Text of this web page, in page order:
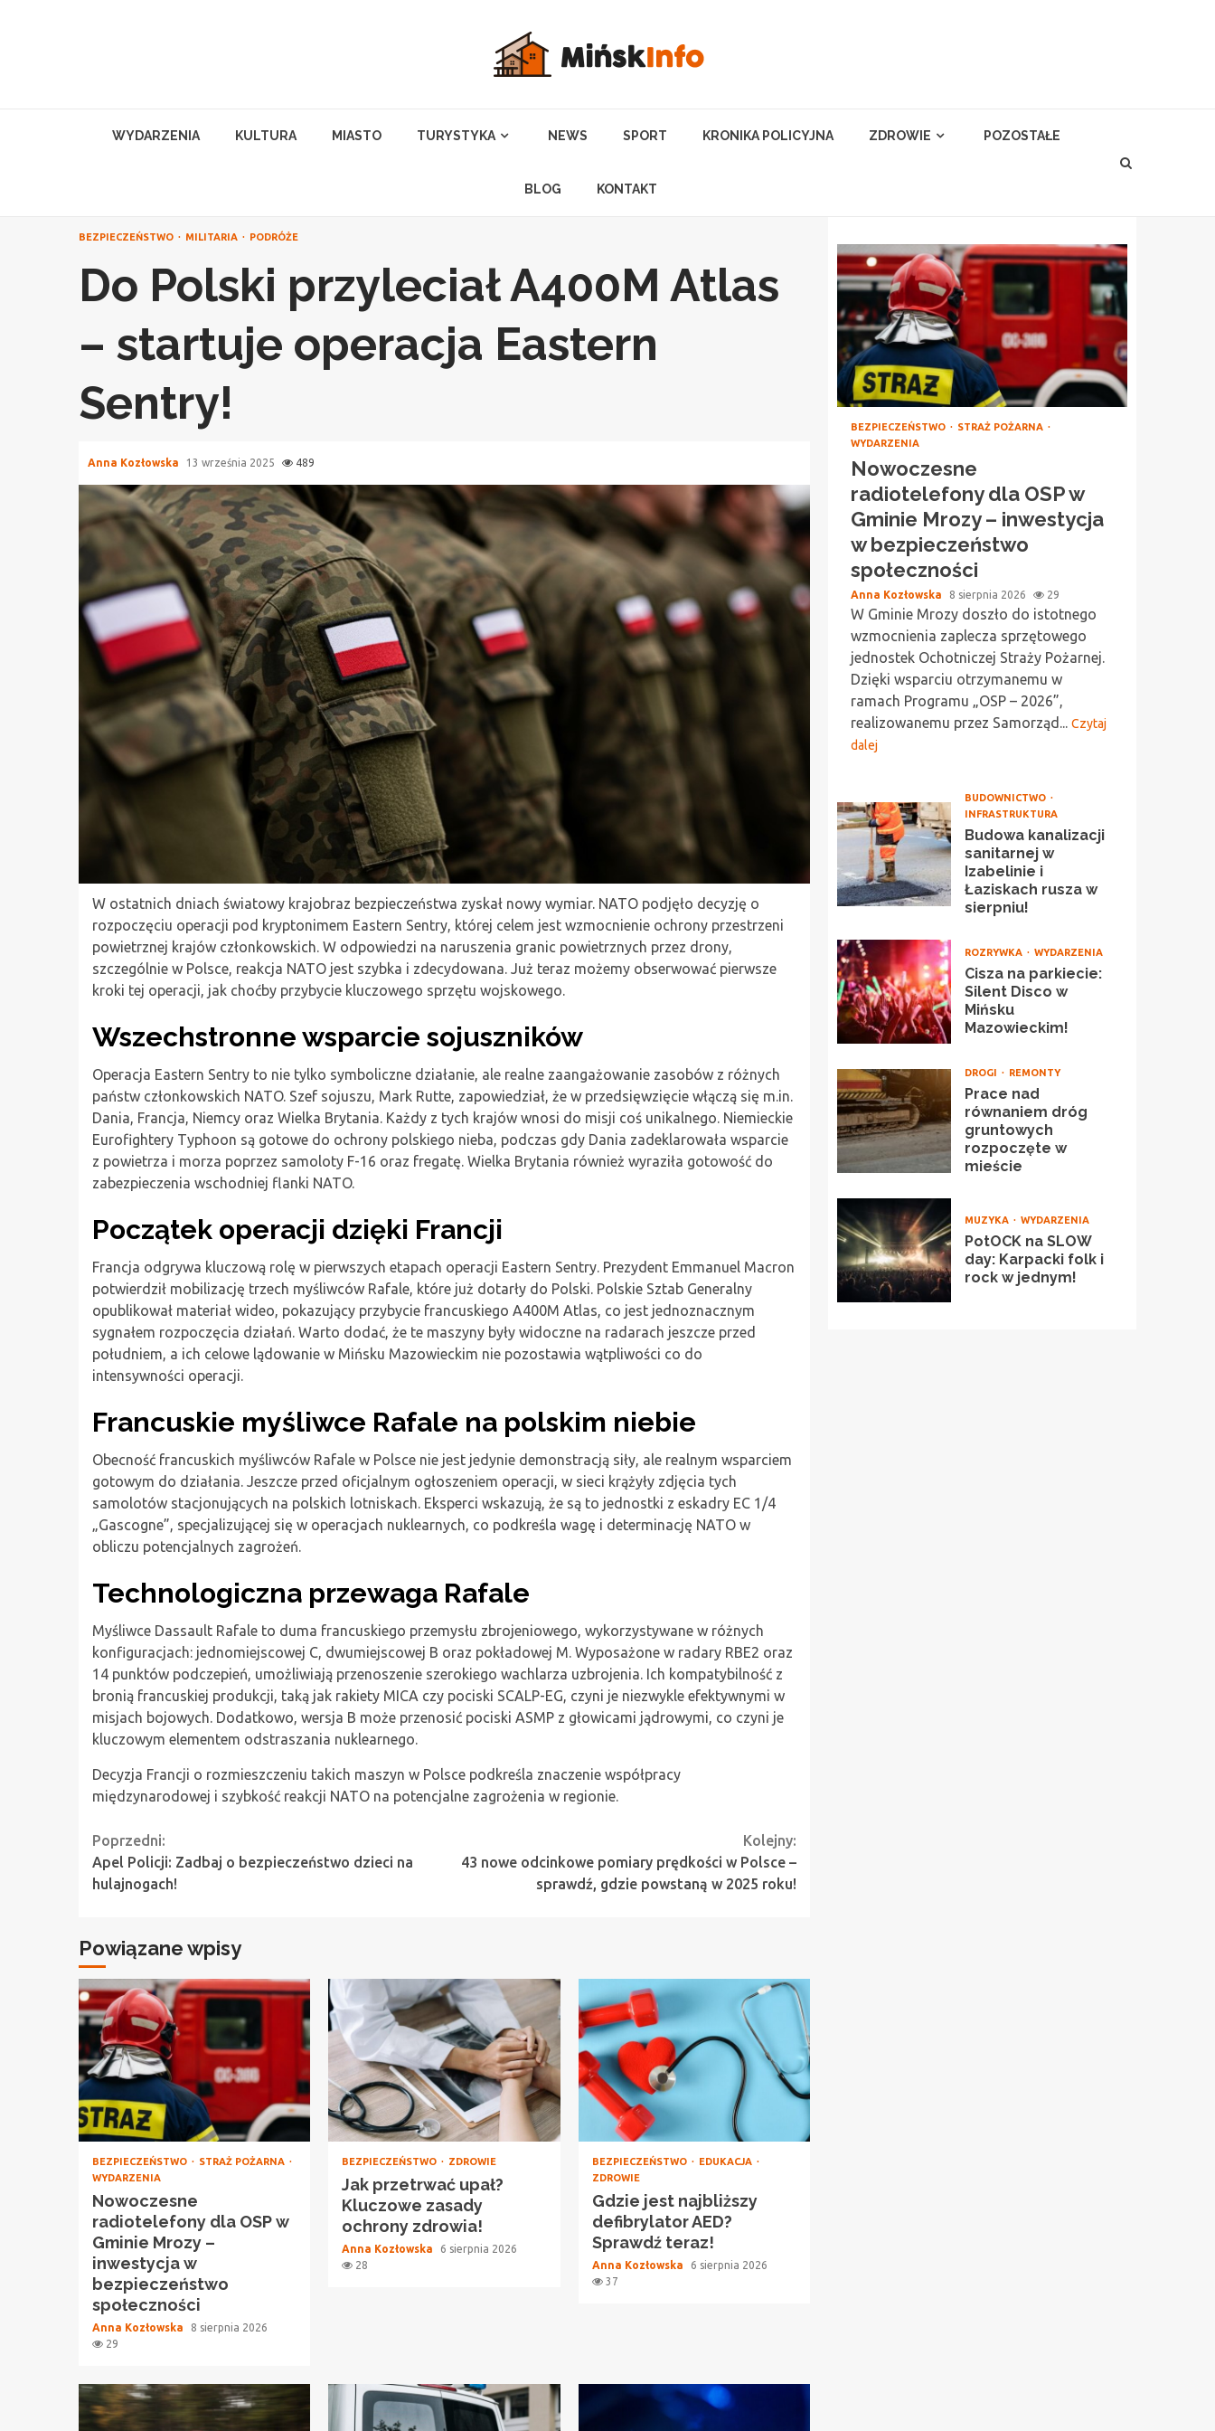
WYDARZENIA KULTURA MIASTO TURYSTYKA NEWS SPORT KRONIKA POLICYJNA ZDROWIE POZOSTAŁE
BLOG KONTAKT
BEZPIECZEŃSTWO MILITARIA PODRÓŻE
Do Polski przyleciał A400M Atlas
– startuje operacja Eastern
Sentry!
Anna Kozłowska 13 września 2025 489
W ostatnich dniach światowy krajobraz bezpieczeństwa zyskał nowy wymiar. NATO podjęło decyzję o
rozpoczęciu operacji pod kryptonimem Eastern Sentry, której celem jest wzmocnienie ochrony przestrzeni
powietrznej krajów członkowskich. W odpowiedzi na naruszenia granic powietrznych przez drony,
szczególnie w Polsce, reakcja NATO jest szybka i zdecydowana. Już teraz możemy obserwować pierwsze
kroki tej operacji, jak choćby przybycie kluczowego sprzętu wojskowego.
Wszechstronne wsparcie sojuszników
Operacja Eastern Sentry to nie tylko symboliczne działanie, ale realne zaangażowanie zasobów z różnych
państw członkowskich NATO. Szef sojuszu, Mark Rutte, zapowiedział, że w przedsięwzięcie włączą się m.in.
Dania, Francja, Niemcy oraz Wielka Brytania. Każdy z tych krajów wnosi do misji coś unikalnego. Niemieckie
Eurofightery Typhoon są gotowe do ochrony polskiego nieba, podczas gdy Dania zadeklarowała wsparcie
z powietrza i morza poprzez samoloty F-16 oraz fregatę. Wielka Brytania również wyraziła gotowość do
zabezpieczenia wschodniej flanki NATO.
Początek operacji dzięki Francji
Francja odgrywa kluczową rolę w pierwszych etapach operacji Eastern Sentry. Prezydent Emmanuel Macron
potwierdził mobilizację trzech myśliwców Rafale, które już dotarły do Polski. Polskie Sztab Generalny
opublikował materiał wideo, pokazujący przybycie francuskiego A400M Atlas, co jest jednoznacznym
sygnałem rozpoczęcia działań. Warto dodać, że te maszyny były widoczne na radarach jeszcze przed
południem, a ich celowe lądowanie w Mińsku Mazowieckim nie pozostawia wątpliwości co do
intensywności operacji.
Francuskie myśliwce Rafale na polskim niebie
Obecność francuskich myśliwców Rafale w Polsce nie jest jedynie demonstracją siły, ale realnym wsparciem
gotowym do działania. Jeszcze przed oficjalnym ogłoszeniem operacji, w sieci krążyły zdjęcia tych
samolotów stacjonujących na polskich lotniskach. Eksperci wskazują, że są to jednostki z eskadry EC 1/4
„Gascogne”, specjalizującej się w operacjach nuklearnych, co podkreśla wagę i determinację NATO w
obliczu potencjalnych zagrożeń.
Technologiczna przewaga Rafale
Myśliwce Dassault Rafale to duma francuskiego przemysłu zbrojeniowego, wykorzystywane w różnych
konfiguracjach: jednomiejscowej C, dwumiejscowej B oraz pokładowej M. Wyposażone w radary RBE2 oraz
14 punktów podczepień, umożliwiają przenoszenie szerokiego wachlarza uzbrojenia. Ich kompatybilność z
bronią francuskiej produkcji, taką jak rakiety MICA czy pociski SCALP-EG, czyni je niezwykle efektywnymi w
misjach bojowych. Dodatkowo, wersja B może przenosić pociski ASMP z głowicami jądrowymi, co czyni je
kluczowym elementem odstraszania nuklearnego.
Decyzja Francji o rozmieszczeniu takich maszyn w Polsce podkreśla znaczenie współpracy
międzynarodowej i szybkość reakcji NATO na potencjalne zagrożenia w regionie.
Continue
Reading
Poprzedni:
Apel Policji: Zadbaj o bezpieczeństwo dzieci na
hulajnogach!
Kolejny:
43 nowe odcinkowe pomiary prędkości w Polsce –
sprawdź, gdzie powstaną w 2025 roku!
Powiązane wpisy
BEZPIECZEŃSTWO
STRAŻ POŻARNA
WYDARZENIA
Nowoczesne
radiotelefony dla OSP w
Gminie Mrozy –
inwestycja w
bezpieczeństwo
społeczności
Anna Kozłowska
8 sierpnia 2026
29
BEZPIECZEŃSTWO ZDROWIE
Jak przetrwać upał?
Kluczowe zasady
ochrony zdrowia!
Anna Kozłowska
6 sierpnia 2026
28
BEZPIECZEŃSTWO
EDUKACJA
ZDROWIE
Gdzie jest najbliższy
defibrylator AED?
Sprawdź teraz!
Anna Kozłowska
6 sierpnia 2026
37
BEZPIECZEŃSTWO
STRAŻ POŻARNA
WYDARZENIA
Nowoczesne
radiotelefony dla OSP w
Gminie Mrozy – inwestycja
w bezpieczeństwo
społeczności
Anna Kozłowska 8 sierpnia 2026 29
W Gminie Mrozy doszło do istotnego
wzmocnienia zaplecza sprzętowego
jednostek Ochotniczej Straży Pożarnej.
Dzięki wsparciu otrzymanemu w
ramach Programu „OSP – 2026”,
realizowanemu przez Samorząd... Czytaj
dalej
BUDOWNICTWO
INFRASTRUKTURA
Budowa kanalizacji
sanitarnej w
Izabelinie i
Łaziskach rusza w
sierpniu!
ROZRYWKA WYDARZENIA
Cisza na parkiecie:
Silent Disco w
Mińsku
Mazowieckim!
DROGI REMONTY
Prace nad
równaniem dróg
gruntowych
rozpoczęte w
mieście
MUZYKA WYDARZENIA
PotOCK na SLOW
day: Karpacki folk i
rock w jednym!